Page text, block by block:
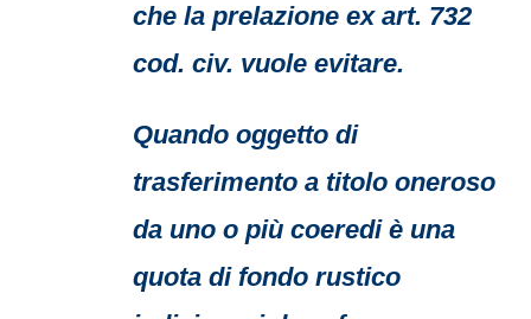
che la prelazione ex art. 732
cod. civ. vuole evitare.
Quando oggetto di
trasferimento a titolo oneroso
da uno o più coeredi è una
quota di fondo rustico